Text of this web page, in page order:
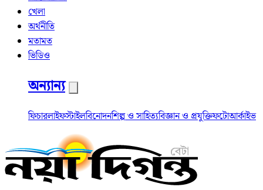
খেলা
অর্থনীতি
মতামত
ভিডিও
অন্যান্য
ফিচারলাইফস্টাইলবিনোদনশিল্প ও সাহিত্যবিজ্ঞান ও প্রযুক্তিফটোআর্কাইভ